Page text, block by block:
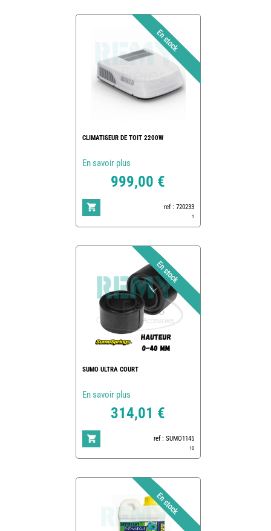
CLIMATISEUR DE TOIT 2200W
En savoir plus
999,00 €
ref : 720233
1
SUMO ULTRA COURT
En savoir plus
314,01 €
ref : SUMO1145
10